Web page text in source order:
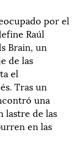
por el
Raúl
Brain, un
de las
el
Tras un
una
lastre de las
en las